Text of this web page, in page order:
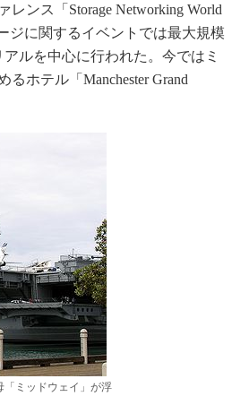
ンス「Storage Networking World
ジに関するイベントでは最大規模
ルを中心に行われた。今ではミ
ホテル「Manchester Grand
「ミッドウェイ」が浮